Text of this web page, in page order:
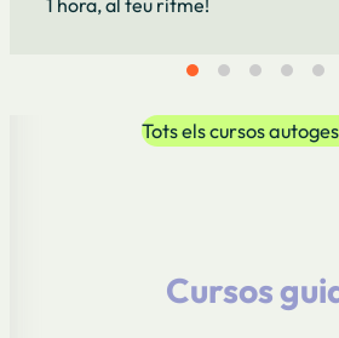
Tots els cursos
Cursos